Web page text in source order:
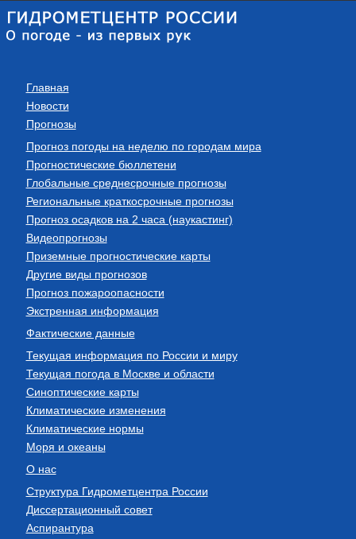
Главная
Новости
Прогнозы
Прогноз погоды на неделю по городам мира
Прогностические бюллетени
Глобальные среднесрочные прогнозы
Региональные краткосрочные прогнозы
Прогноз осадков на 2 часа (наукастинг)
Видеопрогнозы
Приземные прогностические карты
Другие виды прогнозов
Прогноз пожароопасности
Экстренная информация
Фактические данные
Текущая информация по России и миру
Текущая погода в Москве и области
Синоптические карты
Климатические изменения
Климатические нормы
Моря и океаны
О нас
Структура Гидрометцентра России
Диссертационный совет
Аспирантура